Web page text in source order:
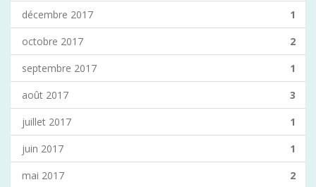
décembre 2017
1
octobre 2017
2
septembre 2017
1
août 2017
3
juillet 2017
1
juin 2017
1
mai 2017
2